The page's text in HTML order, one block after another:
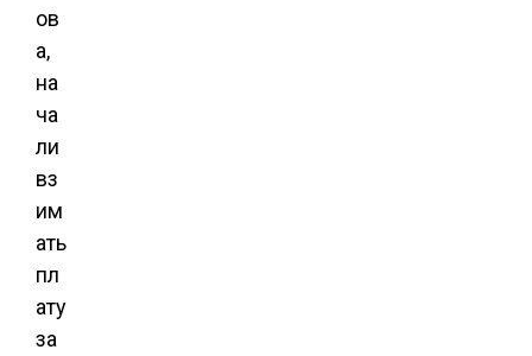
ов
а,
на
ча
ли
вз
им
ать
пл
ату
за